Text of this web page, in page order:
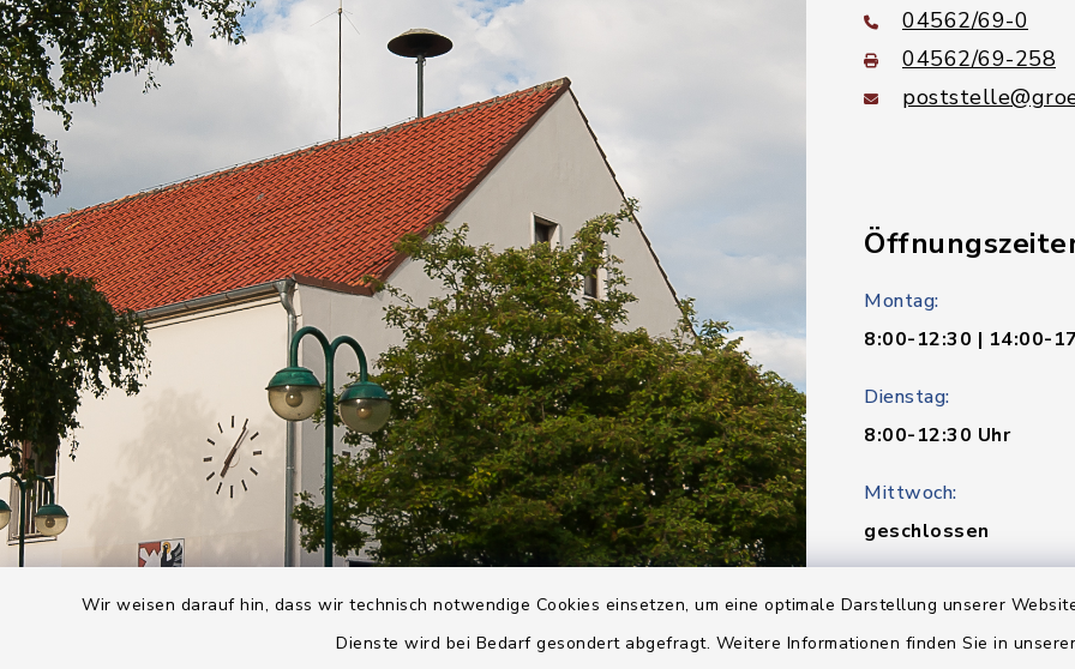
Wir weisen darauf hin, dass wir technisch notwendige Cookies einsetzen, um eine optimale Darstellung unserer
Dienste wird bei Bedarf gesondert abgefragt. Weitere Informationen finden Sie in
04562/69-0
04562/69-258
Montag:
8:00-12:30 | 14:00-
Dienstag:
8:00-12:30 Uhr
Mittwoch:
geschlossen